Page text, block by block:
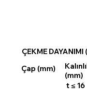
t ≤ 16
(mm)
Çap (mm)
ÇEKME DAYANIMI